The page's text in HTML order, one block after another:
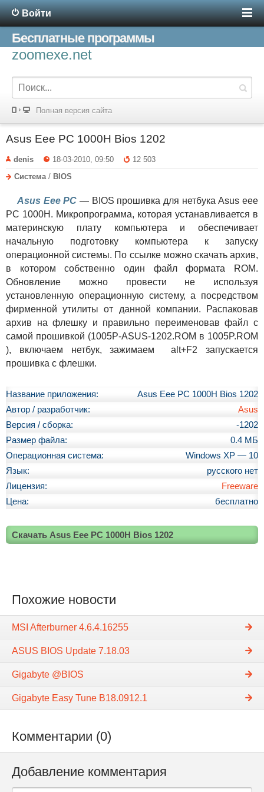
Войти
Бесплатные программы
zoomexe.net
Полная версия сайта
Asus Eee PC 1000H Bios 1202
denis 18-03-2010, 09:50
12 503
Система / BIOS
Asus Eee PC — BIOS прошивка для нетбука Asus eee
PC 1000H. Микропрограмма, которая устанавливается в
материнскую плату компьютера и обеспечивает
начальную подготовку компьютера к запуску
операционной системы. По ссылке можно скачать архив,
в котором собственно один файл формата ROM.
Обновление можно провести не используя
установленную операционную систему, а посредством
фирменной утилиты от данной компании. Распаковав
архив на флешку и правильно переименовав файл с
самой прошивкой (1005P-ASUS-1202.ROM в 1005P.ROM
), включаем нетбук, зажимаем alt+F2 запускается
прошивка с флешки.
Название приложения:
Asus Eee PC 1000H Bios 1202
Автор / разработчик:
Asus
Версия / сборка:
-1202
Размер файла:
0.4 МБ
Операционная система:
Windows XP — 10
Язык:
русского нет
Лицензия:
Freeware
Цена:
бесплатно
Скачать Asus Eee PC 1000H Bios 1202
Похожие новости
MSI Afterburner 4.6.4.16255
ASUS BIOS Update 7.18.03
Gigabyte @BIOS
Gigabyte Easy Tune B18.0912.1
Комментарии (0)
Добавление комментария